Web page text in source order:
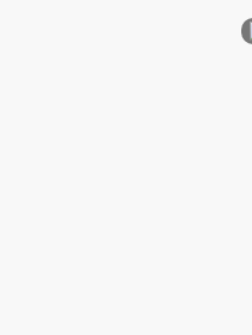
Regional werben auf